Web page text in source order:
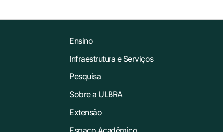
Ensino
Infraestrutura e Serviços
Pesquisa
Sobre a ULBRA
Extensão
Espaço Acadêmico